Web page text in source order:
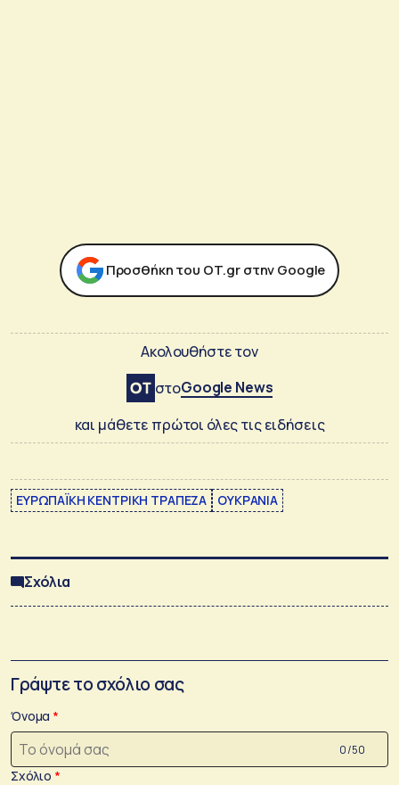
Προσθήκη του ΟΤ.gr στην Google
Ακολουθήστε τον
στοGoogle News
και μάθετε πρώτοι όλες τις ειδήσεις
ΕΥΡΩΠΑΪΚΗ ΚΕΝΤΡΙΚΗ ΤΡΑΠΕΖΑ ΟΥΚΡΑΝΙΑ
Σχόλια
Γράψτε το σχόλιο σας
Όνομα
0 /50
Σχόλιο